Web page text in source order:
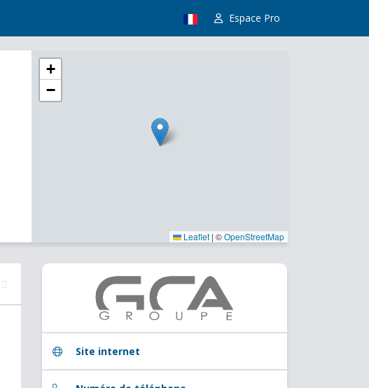
Espace Pro
+
−
Leaflet | ©OpenStreetMap
Site internet